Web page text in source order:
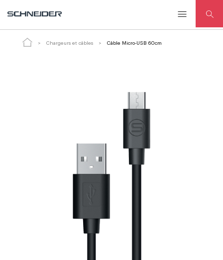
Chargeurs et câbles Câble Micro-USB 60cm
Câble Micro-USB 60cm ADD TO CART